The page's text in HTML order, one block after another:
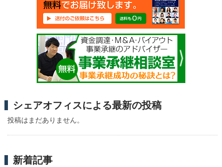
シェアオフィスによる最新の投稿
投稿はまだありません。
新着記事